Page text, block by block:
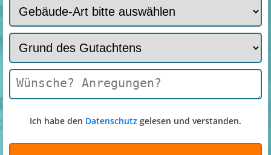
Ich habe den Datenschutz gelesen und verstanden.